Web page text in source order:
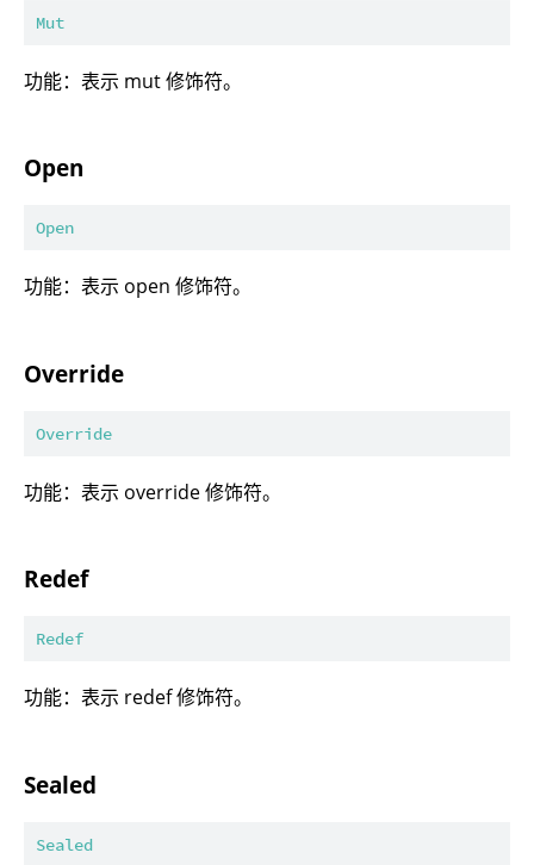
Mut
功能：表示 mut 修饰符。
Open
Open
功能：表示 open 修饰符。
Override
Override
功能：表示 override 修饰符。
Redef
Redef
功能：表示 redef 修饰符。
Sealed
Sealed